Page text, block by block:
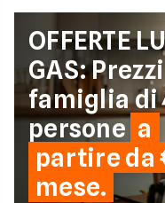
OFFERTE
GAS:
famiglia di
persone a
partire da
mese.